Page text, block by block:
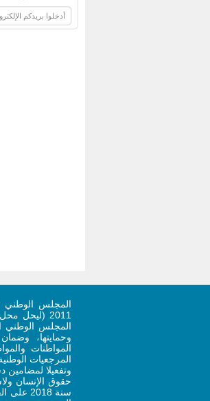
المجلس
المجلس الوطني
وحمايتها،
المواطنات
المرجعيات
حقوق الإنسان